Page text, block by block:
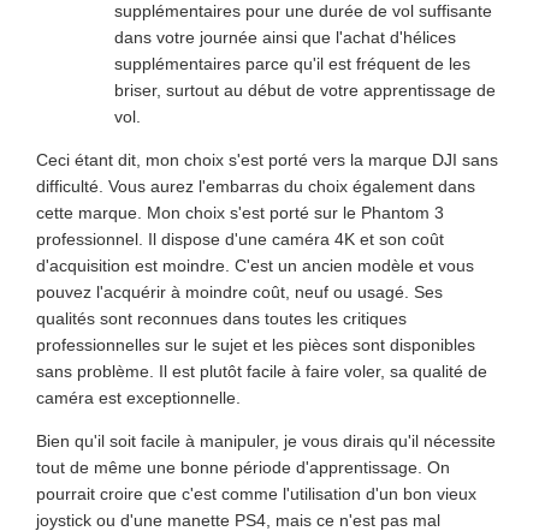
supplémentaires pour une durée de vol suffisante
dans votre journée ainsi que l'achat d'hélices
supplémentaires parce qu'il est fréquent de les
briser, surtout au début de votre apprentissage de
vol.
Ceci étant dit, mon choix s'est porté vers la marque DJI sans
difficulté. Vous aurez l'embarras du choix également dans
cette marque. Mon choix s'est porté sur le Phantom 3
professionnel. Il dispose d'une caméra 4K et son coût
d'acquisition est moindre. C'est un ancien modèle et vous
pouvez l'acquérir à moindre coût, neuf ou usagé. Ses
qualités sont reconnues dans toutes les critiques
professionnelles sur le sujet et les pièces sont disponibles
sans problème. Il est plutôt facile à faire voler, sa qualité de
caméra est exceptionnelle.
Bien qu'il soit facile à manipuler, je vous dirais qu'il nécessite
tout de même une bonne période d'apprentissage. On
pourrait croire que c'est comme l'utilisation d'un bon vieux
joystick ou d'une manette PS4, mais ce n'est pas mal